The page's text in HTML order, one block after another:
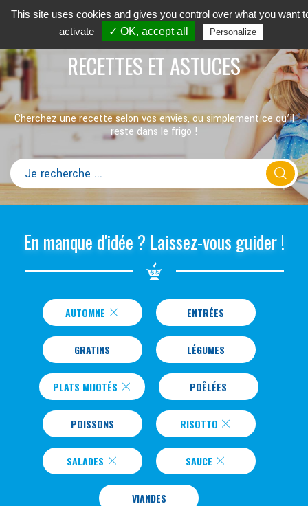
RECETTES ET ASTUCES
Cherchez une recette selon vos envies, ou simplement ce qu’il
reste dans le frigo !
En manque d'idée ? Laissez-vous guider !
AUTOMNE ENTRÉES
GRATINS LÉGUMES
PLATS MIJOTÉS POÊLÉES
POISSONS RISOTTO
SALADES SAUCE
VIANDES
This site uses cookies and gives you control over what you want
activate
✓ OK, accept all Personalize